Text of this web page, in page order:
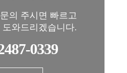
의 주시면 빠르고
와드리겠습니다.
0339